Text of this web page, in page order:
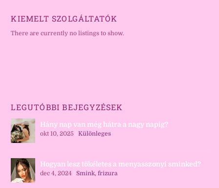
KIEMELT SZOLGÁLTATÓK
There are currently no listings to show.
LEGUTÓBBI BEJEGYZÉSEK
Hány nap van még hátra a nagy napig?
okt 10, 2025 |Különleges
Hogyan lesz tökéletes a menyasszonyi sminked?
dec 4, 2024 |Smink, frizura